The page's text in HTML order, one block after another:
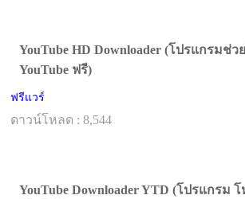
YouTube HD Downloader (โปรแกรมช่
YouTube ฟรี)
ฟรีแวร์
ดาวน์โหลด : 8,544
YouTube Downloader YTD (โปรแกรม